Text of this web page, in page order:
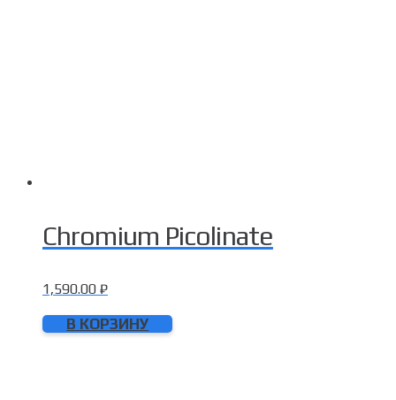
Chromium Picolinate
1,590.00 ₽
В КОРЗИНУ